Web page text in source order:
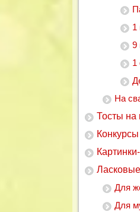
1
9
1
На
Тосты на
Для
Для